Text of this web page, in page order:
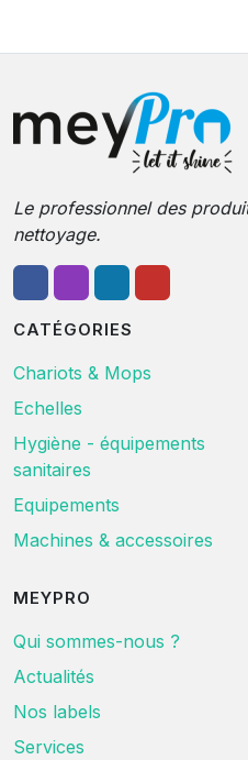
Le professionnel des
nettoyage.
CATÉGORIES
Chariots & Mops
Echelles
Hygiène - équipements
sanitaires
Equipements
Machines & accessoires
MEYPRO
Qui sommes-nous ?
Actualités
Nos labels
Services